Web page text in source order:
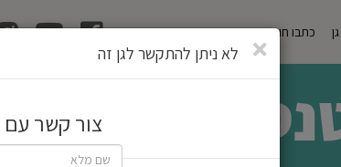
כתבו חוות דעת מגזין
הוצאת רשיון גן
סגירהלא ניתן להתקשר לגן זה
צור קשר עם